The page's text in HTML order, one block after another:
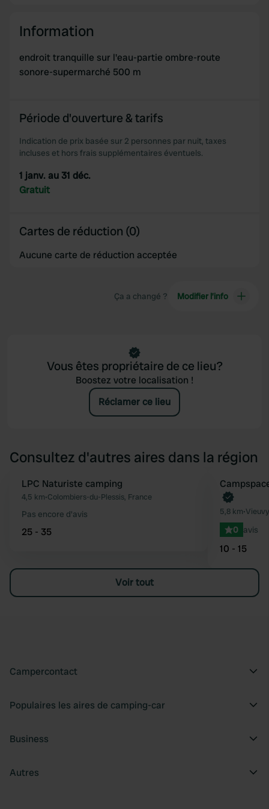
Information
endroit tranquille sur l'eau-partie ombre-route
sonore-supermarché 500 m
Période d'ouverture & tarifs
Indication de prix basée sur 2 personnes par nuit, taxes
incluses et hors frais supplémentaires éventuels.
1 janv. au 31 déc.
Gratuit
Cartes de réduction (0)
Aucune carte de réduction acceptée
Ça a changé ? Modifier l’info
Vous êtes propriétaire de ce lieu?
Boostez votre localisation !
Réclamer ce lieu
Consultez d'autres aires dans la région
LPC Naturiste camping
4,5 km•Colombiers-du-Plessis, France
Pas encore d'avis
25 - 35
Reserve
5,8 km•
0 avis
10 - 15
Voir tout
Campercontact
Populaires les aires de camping-car
Business
Autres